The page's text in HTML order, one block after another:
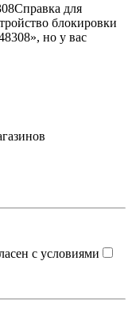
для
блокировки
но у вас
с условиями